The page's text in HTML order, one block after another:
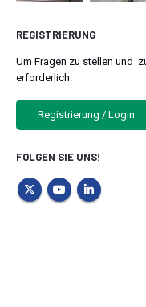
REGISTRIERUNG
Um Fragen zu stellen und
erforderlich.
Registrierung / Login
FOLGEN SIE UNS!